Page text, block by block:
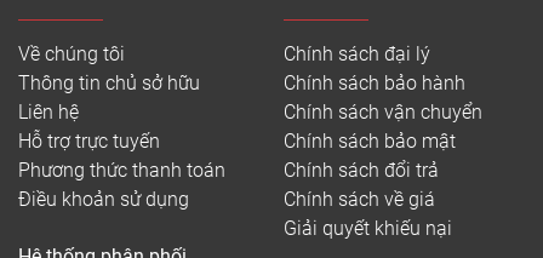
Về chúng tôi
Thông tin chủ sở hữu
Liên hệ
Hỗ trợ trực tuyến
Phương thức thanh toán
Điều khoản sử dụng
Chính sách đại lý
Chính sách bảo hành
Chính sách vận chuyển
Chính sách bảo mật
Chính sách đổi trả
Chính sách về giá
Giải quyết khiếu nại